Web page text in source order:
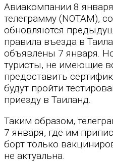
Авиакомпании 8
телеграмму (NOTAM),
обновляются
правила въезда в
объявлены 7 января.
туристы, не имеющие
предоставить
будут пройти
приезду в Таиланд.
Таким образом,
7 января, где им
борт только
не актуальна.